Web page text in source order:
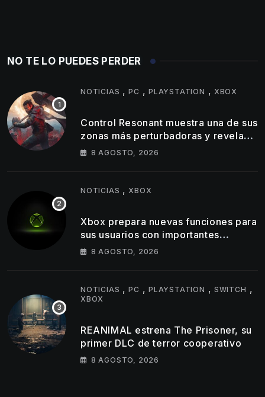
NO TE LO PUEDES PERDER
NOTICIAS ,PC ,PLAYSTATION , XBOX
Control Resonant muestra una de sus
zonas más perturbadoras y revela
nuevos detalles de su gameplay
8 AGOSTO, 2026
NOTICIAS ,XBOX
Xbox prepara nuevas funciones para
sus usuarios con importantes
cambios en capturas y logros
8 AGOSTO, 2026
NOTICIAS ,PC ,PLAYSTATION , SWITCH ,
XBOX
REANIMAL estrena The Prisoner, su
primer DLC de terror cooperativo
8 AGOSTO, 2026